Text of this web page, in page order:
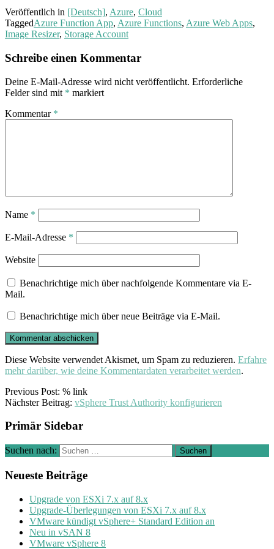
Veröffentlich in [Deutsch], Azure, Cloud
TaggedAzure Function App, Azure Functions, Azure Web Apps,
Image Resizer, Storage Account
Schreibe einen Kommentar
Deine E-Mail-Adresse wird nicht veröffentlicht. Erforderliche
Felder sind mit * markiert
Kommentar *
Name *
E-Mail-Adresse *
Website
Benachrichtige mich über nachfolgende Kommentare via E-
Mail.
Benachrichtige mich über neue Beiträge via E-Mail.
Diese Website verwendet Akismet, um Spam zu reduzieren. Erfahre
mehr darüber, wie deine Kommentardaten verarbeitet werden.
Previous Post: % link
Nächster Beitrag: vSphere Trust Authority konfigurieren
Primär Sidebar
Suchen nach:
Neueste Beiträge
Upgrade von ESXi 7.x auf 8.x
Upgrade-Überlegungen von ESXi 7.x auf 8.x
VMware kündigt vSphere+ Standard Edition an
Neu in vSAN 8
VMware vSphere 8